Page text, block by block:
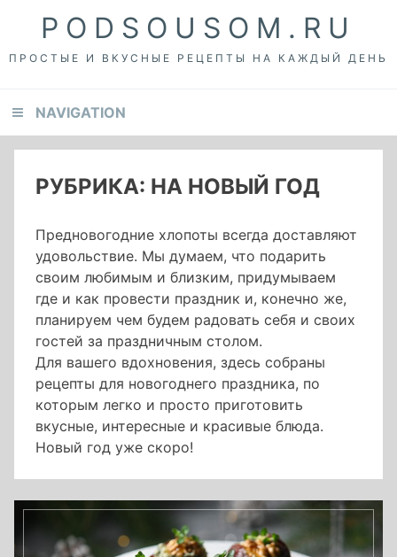
primary
content
footer
PODSOUSOM.RU
ПРОСТЫЕ И ВКУСНЫЕ РЕЦЕПТЫ НА КАЖДЫЙ ДЕНЬ
NAVIGATION
РУБРИКА: НА НОВЫЙ ГОД
Предновогодние хлопоты всегда доставляют
удовольствие. Мы думаем, что подарить
своим любимым и близким, придумываем
где и как провести праздник и, конечно же,
планируем чем будем радовать себя и своих
гостей за праздничным столом.
Для вашего вдохновения, здесь собраны
рецепты для новогоднего праздника, по
которым легко и просто приготовить
вкусные, интересные и красивые блюда.
Новый год уже скоро!